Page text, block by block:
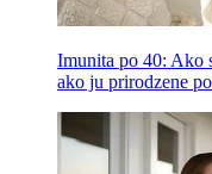
Imunita po 40: Ako
ako ju prirodzene